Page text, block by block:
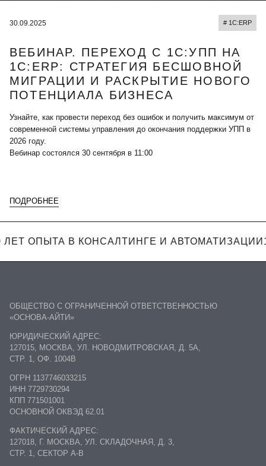
30.09.2025 # 1С:ERP
ВЕБИНАР. ПЕРЕХОД С 1С:УПП НА
1С:ERP: СТРАТЕГИЯ БЕСШОВНОЙ
МИГРАЦИИ И РАСКРЫТИЕ НОВОГО
ПОТЕНЦИАЛА БИЗНЕСА
Узнайте, как провести переход без ошибок и получить максимум от
современной системы управления до окончания поддержки УПП в
2026 году.
Вебинар состоялся 30 сентября в 11:00
ПОДРОБНЕЕ
ЛЕТ ОПЫТА В КОНСАЛТИНГЕ И АВТОМАТИЗАЦИИ
ОБЩЕСТВО С ОГРАНИЧЕННОЙ ОТВЕТСТВЕННОСТЬЮ
«ОСНОВА-АЙТИ»
ЮРИДИЧЕСКИЙ АДРЕС:
127015, МОСКВА, УЛ. НОВОДМИТРОВСКАЯ, Д. 5А,
СТР. 1, ОФ. 1004В
ОГРН 1137746033215
ИНН 7729730294
КПП 771501001
ОСНОВНОЙ ОКВЭД 62.01
ФАКТИЧЕСКИЙ АДРЕС:
127018, Г. МОСКВА, УЛ. СКЛАДОЧНАЯ, Д. 3,
СТР. 1, СЕКТОР А-В